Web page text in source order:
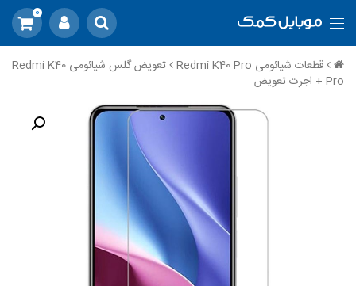
0
قطعات شیائومی Redmi K40 Pro
تعویض گلس شیائومی Redmi K40
Pro + اجرت تعویض